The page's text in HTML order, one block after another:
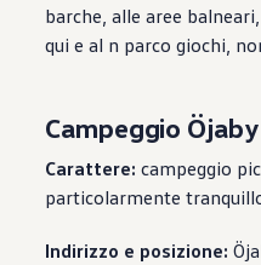
barche, alle aree
qui e al n parco giochi,
Campeggio Öjaby
Carattere: campeggio
particolarmente
Indirizzo e posizione: